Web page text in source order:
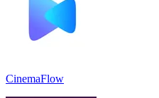
CinemaFlow